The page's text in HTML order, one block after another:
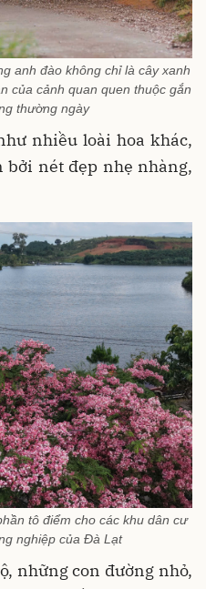
anh đào không chỉ là cây xanh
của cảnh quan quen thuộc gắn
thường ngày
nhiều loài hoa khác,
bởi nét đẹp nhẹ nhàng,
tô điểm cho các khu dân cư
nghiệp của Đà Lạt
những con đường nhỏ,